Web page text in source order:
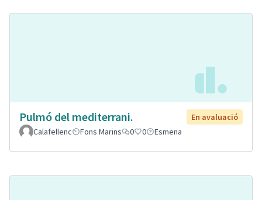
Pulmó del mediterrani.
En avaluació
Calafellenc
Fons Marins 0 0 Esmena